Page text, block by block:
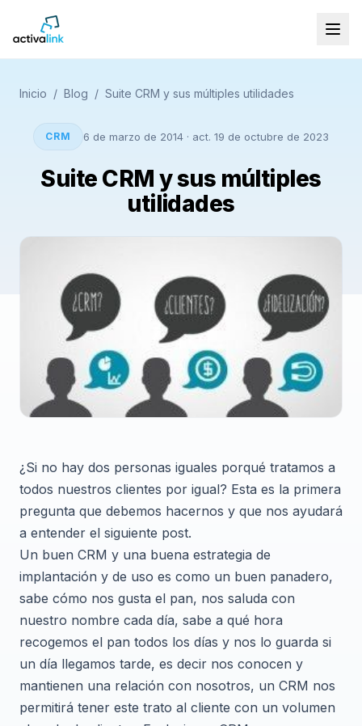
Inicio / Blog / Suite CRM y sus múltiples utilidades
CRM 6 de marzo de 2014 · act. 19 de octubre de 2023
Suite CRM y sus múltiples
utilidades
¿Si no hay dos personas iguales porqué tratamos a
todos nuestros clientes por igual? Esta es la primera
pregunta que debemos hacernos y que nos ayudará
a entender el siguiente post.
Un buen CRM y una buena estrategia de
implantación y de uso es como un buen panadero,
sabe cómo nos gusta el pan, nos saluda con
nuestro nombre cada día, sabe a qué hora
recogemos el pan todos los días y nos lo guarda si
un día llegamos tarde, es decir nos conocen y
mantienen una relación con nosotros, un CRM nos
permitirá tener este trato al cliente con un volumen